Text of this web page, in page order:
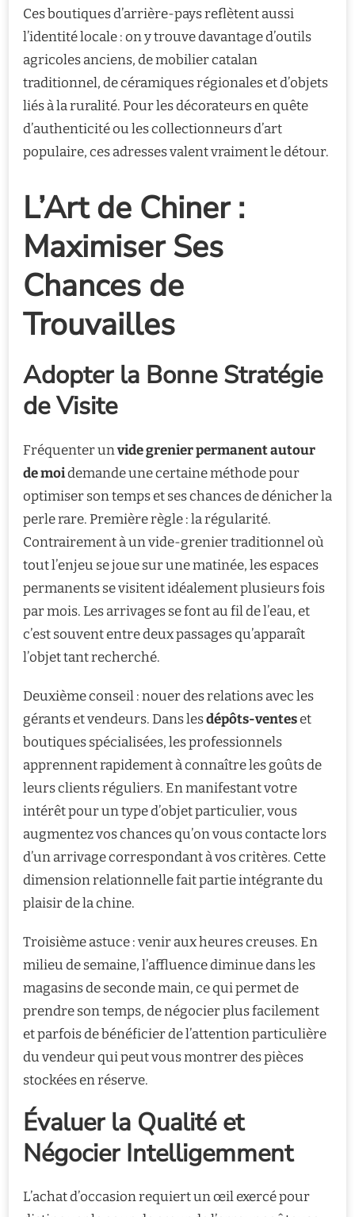
Ces boutiques d’arrière-pays reflètent aussi
l’identité locale : on y trouve davantage d’outils
agricoles anciens, de mobilier catalan
traditionnel, de céramiques régionales et d’objets
liés à la ruralité. Pour les décorateurs en quête
d’authenticité ou les collectionneurs d’art
populaire, ces adresses valent vraiment le détour.
L’Art de Chiner :
Maximiser Ses
Chances de
Trouvailles
Adopter la Bonne Stratégie
de Visite
Fréquenter unvide grenier permanent autour
de moidemande une certaine méthode pour
optimiser son temps et ses chances de dénicher la
perle rare. Première règle : la régularité.
Contrairement à un vide-grenier traditionnel où
tout l’enjeu se joue sur une matinée, les espaces
permanents se visitent idéalement plusieurs fois
par mois. Les arrivages se font au fil de l’eau, et
c’est souvent entre deux passages qu’apparaît
l’objet tant recherché.
Deuxième conseil : nouer des relations avec les
gérants et vendeurs. Dans lesdépôts-venteset
boutiques spécialisées, les professionnels
apprennent rapidement à connaître les goûts de
leurs clients réguliers. En manifestant votre
intérêt pour un type d’objet particulier, vous
augmentez vos chances qu’on vous contacte lors
d’un arrivage correspondant à vos critères. Cette
dimension relationnelle fait partie intégrante du
plaisir de la chine.
Troisième astuce : venir aux heures creuses. En
milieu de semaine, l’affluence diminue dans les
magasins de seconde main, ce qui permet de
prendre son temps, de négocier plus facilement
et parfois de bénéficier de l’attention particulière
du vendeur qui peut vous montrer des pièces
stockées en réserve.
Évaluer la Qualité et
Négocier Intelligemment
L’achat d’occasion requiert un œil exercé pour